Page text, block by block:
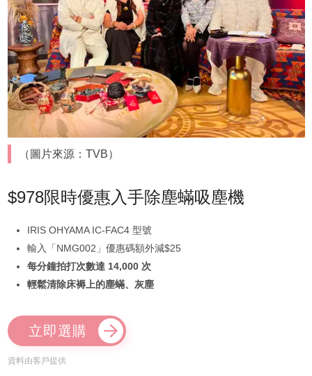
（圖片來源：TVB）
$978限時優惠入手除塵蟎吸塵機
IRIS OHYAMA IC-FAC4 型號
輸入「NMG002」優惠碼額外減$25
每分鐘拍打次數達 14,000 次
輕鬆清除床褥上的塵蟎、灰塵
立即選購
資料由客戶提供